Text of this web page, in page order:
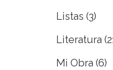
Listas (3)
Literatura
Mi Obra (6)